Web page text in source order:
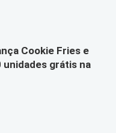
Cookie Fries e
grátis na